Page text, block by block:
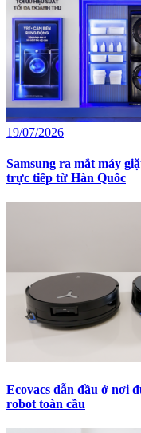
19/07/2026
Samsung ra mắt máy
trực tiếp từ Hàn Quốc
Ecovacs dẫn đầu ở nơi
robot toàn cầu